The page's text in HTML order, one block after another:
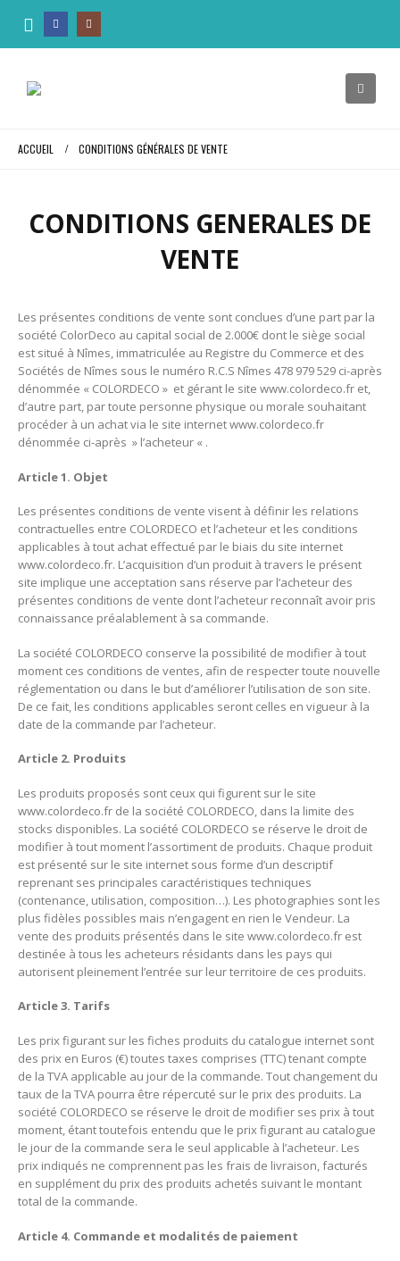
ACCUEIL CONDITIONS GÉNÉRALES DE VENTE
CONDITIONS GENERALES DE
VENTE
Les présentes conditions de vente sont conclues d’une part par la
société ColorDeco au capital social de 2.000€ dont le siège social
est situé à Nîmes, immatriculée au Registre du Commerce et des
Sociétés de Nîmes sous le numéro R.C.S Nîmes 478 979 529 ci-après
dénommée « COLORDECO » et gérant le site www.colordeco.fr et,
d’autre part, par toute personne physique ou morale souhaitant
procéder à un achat via le site internetwww.colordeco.fr
dénommée ci-après » l’acheteur « .
Article 1. Objet
Les présentes conditions de vente visent à définir les relations
contractuelles entre COLORDECO et l’acheteur et les conditions
applicables à tout achat effectué par le biais du site internet
www.colordeco.fr. L’acquisition d’un produit à travers le présent
site implique une acceptation sans réserve par l’acheteur des
présentes conditions de vente dont l’acheteur reconnaît avoir pris
connaissance préalablement à sa commande.
La société COLORDECO conserve la possibilité de modifier à tout
moment ces conditions de ventes, afin de respecter toute nouvelle
réglementation ou dans le but d’améliorer l’utilisation de son site.
De ce fait, les conditions applicables seront celles en vigueur à la
date de la commande par l’acheteur.
Article 2. Produits
Les produits proposés sont ceux qui figurent sur le site
www.colordeco.fr de la société COLORDECO, dans la limite des
stocks disponibles. La société COLORDECO se réserve le droit de
modifier à tout moment l’assortiment de produits. Chaque produit
est présenté sur le site internet sous forme d’un descriptif
reprenant ses principales caractéristiques techniques
(contenance, utilisation, composition…). Les photographies sont les
plus fidèles possibles mais n’engagent en rien le Vendeur. La
vente des produits présentés dans le site www.colordeco.fr est
destinée à tous les acheteurs résidants dans les pays qui
autorisent pleinement l’entrée sur leur territoire de ces produits.
Article 3. Tarifs
Les prix figurant sur les fiches produits du catalogue internet sont
des prix en Euros (€) toutes taxes comprises (TTC) tenant compte
de la TVA applicable au jour de la commande. Tout changement du
taux de la TVA pourra être répercuté sur le prix des produits. La
société COLORDECO se réserve le droit de modifier ses prix à tout
moment, étant toutefois entendu que le prix figurant au catalogue
le jour de la commande sera le seul applicable à l’acheteur. Les
prix indiqués ne comprennent pas les frais de livraison, facturés
en supplément du prix des produits achetés suivant le montant
total de la commande.
Article 4. Commande et modalités de paiement